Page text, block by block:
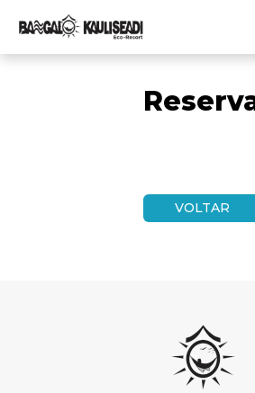
VOLTAR